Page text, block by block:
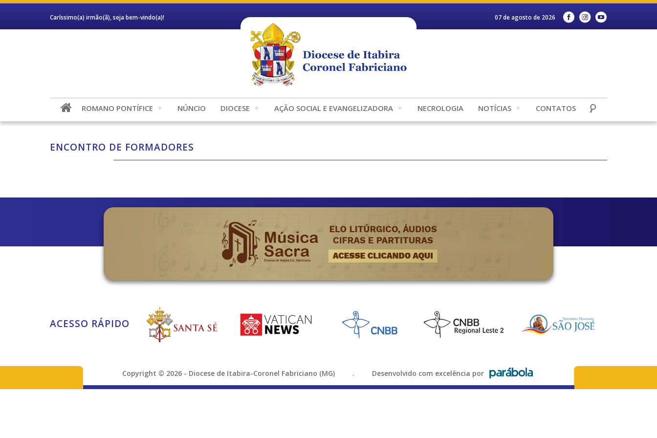
Caríssimo(a) irmão(ã), seja bem-vindo(a)! 07 de agosto de 2026
ROMANO PONTÍFICE NÚNCIO DIOCESE AÇÃO SOCIAL E EVANGELIZADORA NECROLOGIA NOTÍCIAS CONTATOS
ENCONTRO DE FORMADORES
ACESSO RÁPIDO
Copyright © 2026 - Diocese de Itabira-Coronel Fabriciano (MG) . Desenvolvido com excelência por